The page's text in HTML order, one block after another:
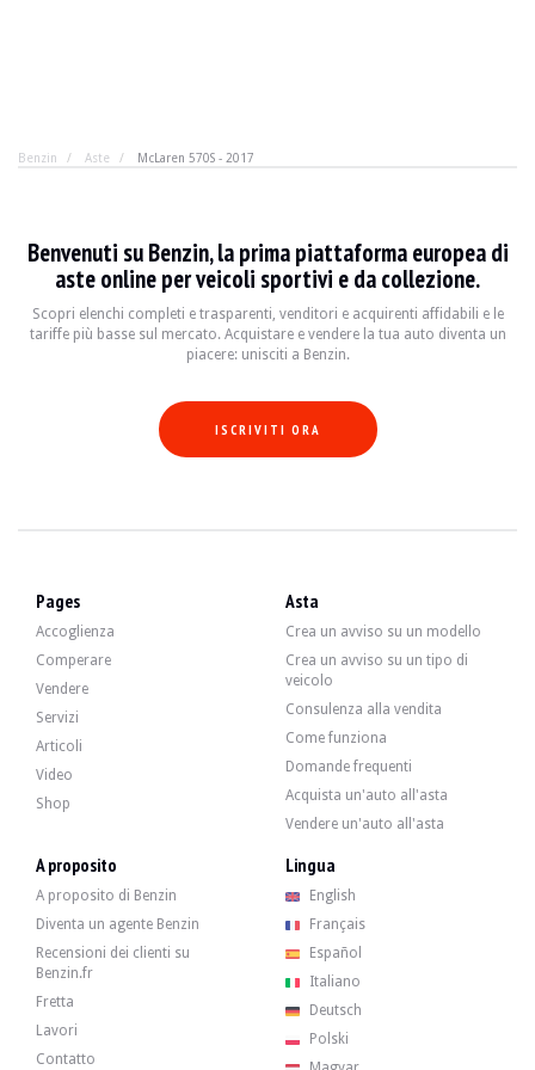
Benzin Aste McLaren 570S - 2017
Carbonio, leggerezza ed efficienza prima di tutto: la
ANNO
SPOSTAMENTO 3.8 l
570 CV
DOCUMENTO DI IMMATRICOLAZIONE DEL VEICOLO
Descrizione
Questa McLaren 570S del 2017 di provenienza tedesca è un'auto di
All'esterno, il venditore indica che il veicolo è in buone condizioni. La
All'interno, il venditore indica che il veicolo è in ottime condizioni.
Il motore è un V8 3.8 biturbo da 570 CV. Il venditore dichiara che la
Benvenuti su Benzin, la prima piattaforma europea di
aste online per veicoli sportivi e da collezione.
Scopri elenchi completi e trasparenti, venditori e acquirenti affidabili e le
tariffe più basse sul mercato. Acquistare e vendere la tua auto diventa un
piacere: unisciti a Benzin.
ISCRIVITI ORA
Pages
Accoglienza
Comperare
Vendere
Servizi
Articoli
Video
Shop
Asta
Crea un avviso su un modello
Crea un avviso su un tipo di
veicolo
Consulenza alla vendita
Come funziona
Domande frequenti
Acquista un'auto all'asta
Vendere un'auto all'asta
A proposito
A proposito di Benzin
Diventa un agente Benzin
Recensioni dei clienti su
Benzin.fr
Fretta
Lavori
Contatto
Lingua
English
Français
Español
Italiano
Deutsch
Polski